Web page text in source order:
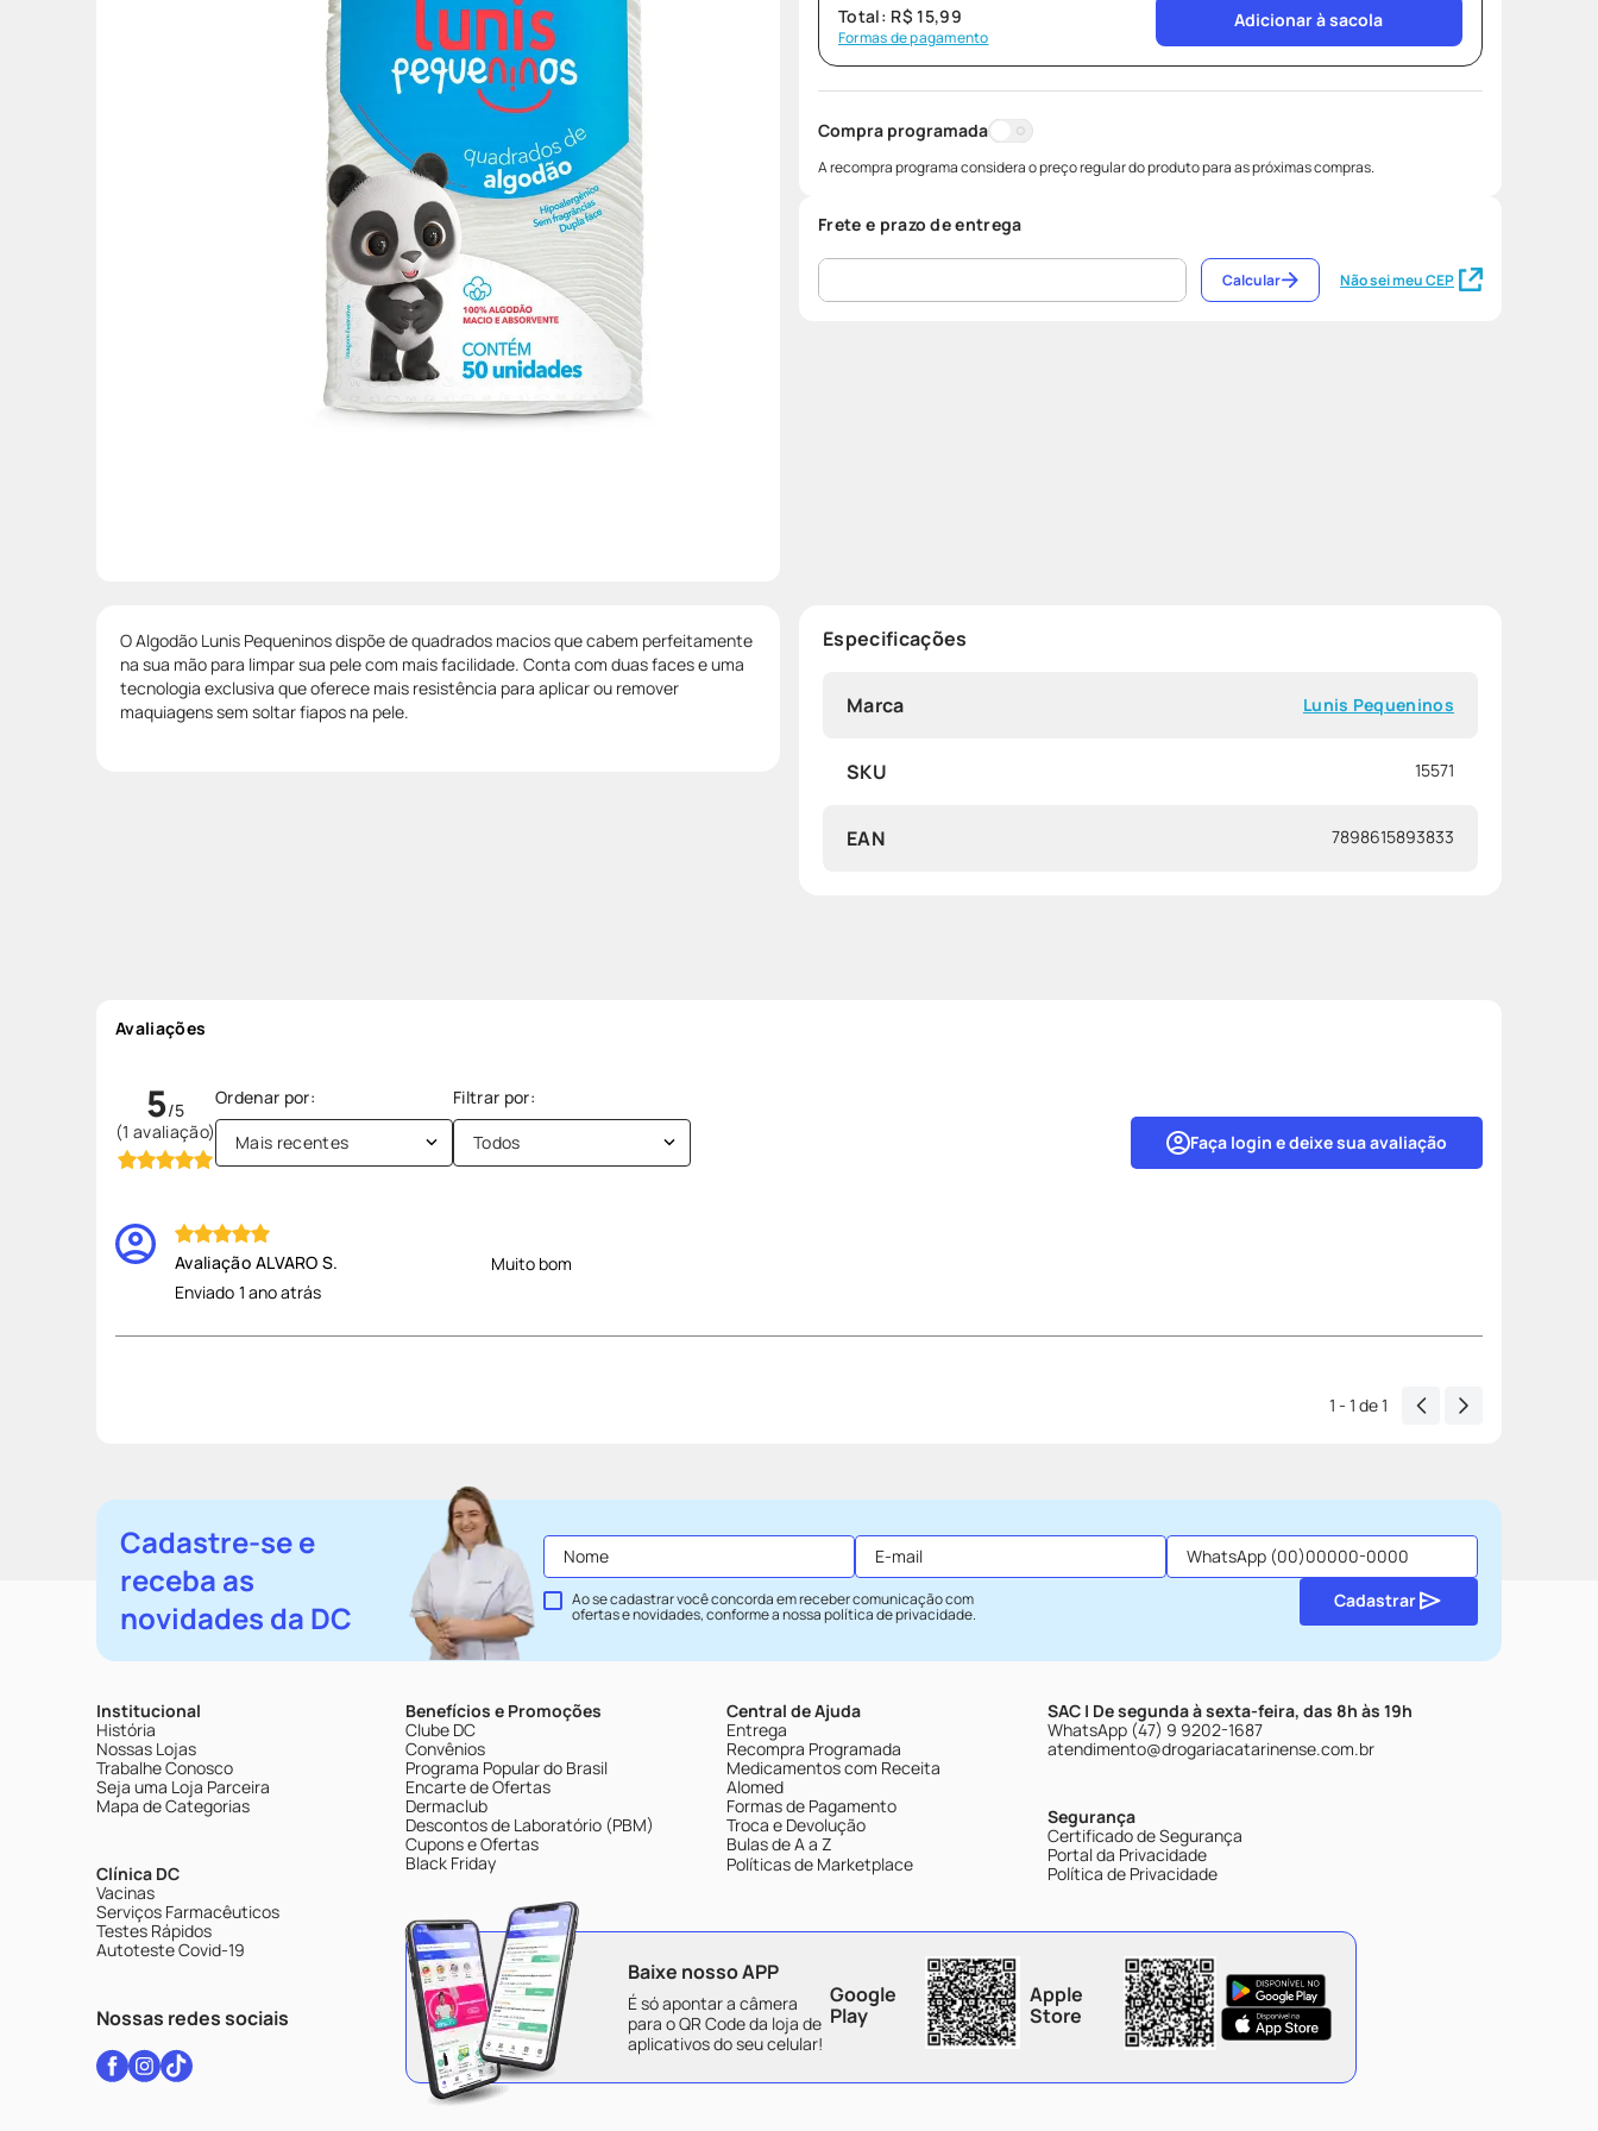
Total: R$ 15,99
Formas de pagamento
Adicionar à sacola
Compra programada
A recompra programa considera o preço regular do produto para as próximas compras.
Frete e prazo de entrega
Não sei meu CEP
Calcular
O Algodão Lunis Pequeninos dispõe de quadrados macios que cabem perfeitamente
na sua mão para limpar sua pele com mais facilidade. Conta com duas faces e uma
tecnologia exclusiva que oferece mais resistência para aplicar ou remover
maquiagens sem soltar fiapos na pele.
Especificações
Marca Lunis Pequeninos
SKU 15571
EAN 7898615893833
Avaliações
5
(1 avaliação) Faça login e deixe sua avaliação
Mais recentes Todos
Enviado 1 ano atrás
ALVARO S. Muito bom
1 - 1 de1
Cadastre-se e
receba as
novidades da DC
Ao se cadastrar você concorda em receber comunicação com
ofertas e novidades, conforme a nossapolítica de privacidade.
Cadastrar
Institucional
História
Nossas Lojas
Trabalhe Conosco
Seja uma Loja Parceira
Mapa de Categorias
Clínica DC
Vacinas
Serviços Farmacêuticos
Testes Rápidos
Autoteste Covid-19
Nossas redes sociais
Benefícios e Promoções
Clube DC
Convênios
Programa Popular do Brasil
Encarte de Ofertas
Dermaclub
Descontos de Laboratório (PBM)
Cupons e Ofertas
Black Friday
Central de Ajuda
Entrega
Recompra Programada
Medicamentos com Receita
Alomed
Formas de Pagamento
Troca e Devolução
Bulas de A a Z
Políticas de Marketplace
SAC | De segunda à sexta-feira, das 8h às 19h
WhatsApp (47) 9 9202-1687
atendimento@drogariacatarinense.com.br
Segurança
Certificado de Segurança
Portal da Privacidade
Política de Privacidade
Baixe nosso APP
É só apontar a câmera
para o QR Code da loja de
aplicativos do seu celular!
Google
Play
Apple
Store